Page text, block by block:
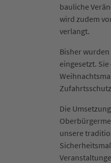
bauliche
wird zudem
verlangt.
Bisher
eingesetzt.
Die
unsere